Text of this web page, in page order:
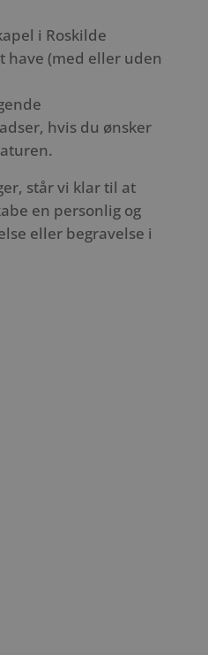
i Roskilde
have (med eller uden
hvis du ønsker
står vi klar til at
en personlig og
eller begravelse i